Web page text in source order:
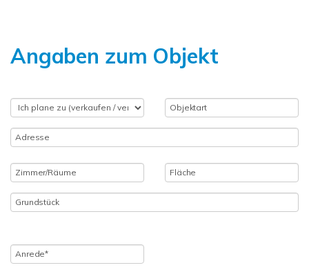
Angaben zum Objekt